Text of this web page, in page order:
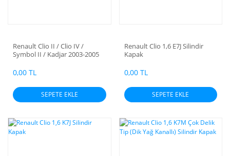
Renault Clio II / Clio IV /
Symbol II / Kadjar 2003-2005
Kadjar 1,2T 16V 130 HP 2015- /
D723 - D4F Silindir Kapak
0,00 TL
SEPETE EKLE
Renault Clio 1,6 E7J Silindir
Kapak
0,00 TL
SEPETE EKLE